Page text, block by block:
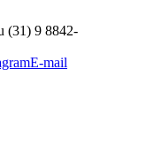
(31) 9 8842-
E-mail